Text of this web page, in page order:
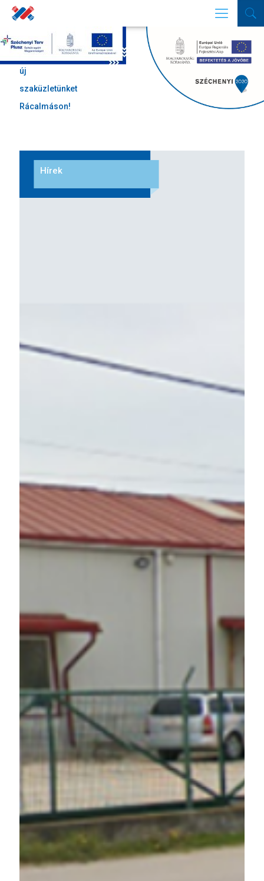
Megnyitottuk
új
szaküzletünket
Rácalmáson!
Hírek